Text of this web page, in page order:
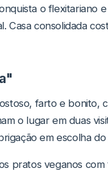
o flexitariano
Casa consolidada
farto e bonito,
o lugar em duas
em escolha
pratos veganos